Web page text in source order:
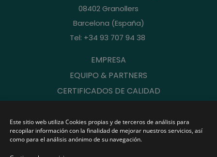
Este sitio web utiliza Cookies propias y de terceros de análisis para
recopilar información con la finalidad de mejorar nuestros servicios, así
como para el análisis anónimo de su navegación.
08402 Granollers
Barcelona (España)
Tel: +34 93 707 94 38
EMPRESA
EQUIPO & PARTNERS
CERTIFICADOS DE CALIDAD